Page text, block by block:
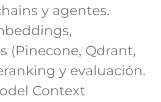
y agentes.
(Pinecone, Qdrant,
y evaluación.
Context